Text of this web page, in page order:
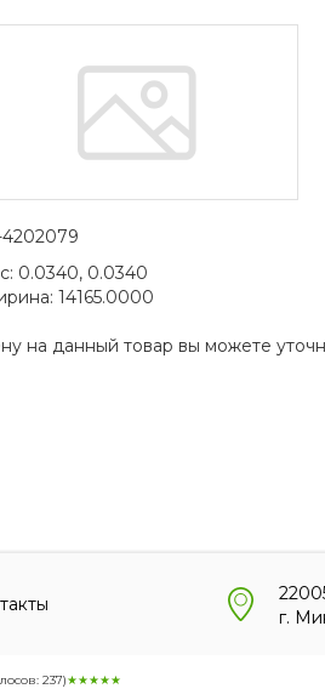
4202079
0.0340, 0.0340
14165.0000
на данный товар вы можете
г.
237)★★★★★